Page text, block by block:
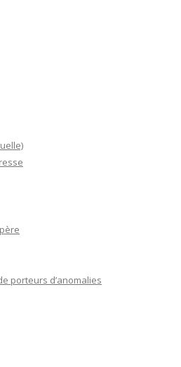
porteurs d’anomalies